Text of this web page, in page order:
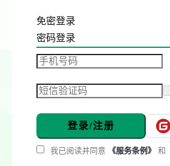
免密登录
密码登录
登录/注册
我已阅读并同意 《服务条例》 和